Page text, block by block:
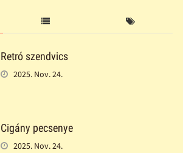
Retró szendvics
2025. Nov. 24.
Cigány pecsenye
2025. Nov. 24.